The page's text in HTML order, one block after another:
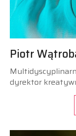
Piotr
dyrektor